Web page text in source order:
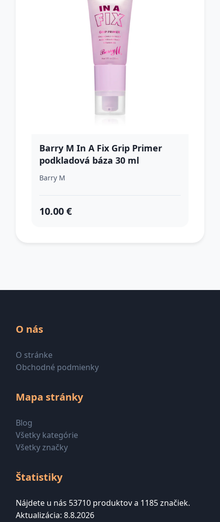
Barry M In A Fix Grip Primer
podkladová báza 30 ml
Barry M
10.00 €
O nás
O stránke
Obchodné podmienky
Mapa stránky
Blog
Všetky kategórie
Všetky značky
Štatistiky
Nájdete u nás 53710 produktov a 1185 značiek.
Aktualizácia: 8.8.2026